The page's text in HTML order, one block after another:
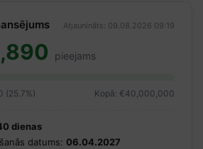
Atjaunināts: 09.08.2026 09:19
pieejams
(25.7%) Kopā: €40,000,000
dienas
datums: 06.04.2027